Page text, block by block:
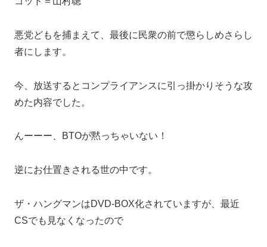
悪党どもを捕まえて、最後に民衆の前で懲らしめさらし
者にします。
今、放送するとコンプライアンスに引っ掛かりそうな攻
めた内容でした。
んーーー、BTOが黙っちゃいない！
逆にお仕置きされる世の中です。
ザ・ハングマンはDVD-BOX化されていますが、最近
CSでも見なくなったので